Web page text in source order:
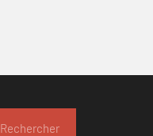
Rechercher